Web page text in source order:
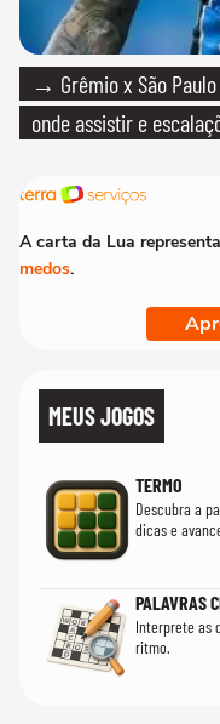
→ Grêmio x São
onde assistir e
A carta da Lua
medos.
MEUS JOGOS
TERMO
Descubra a
dicas e
PALAVRAS
Interprete as
ritmo.